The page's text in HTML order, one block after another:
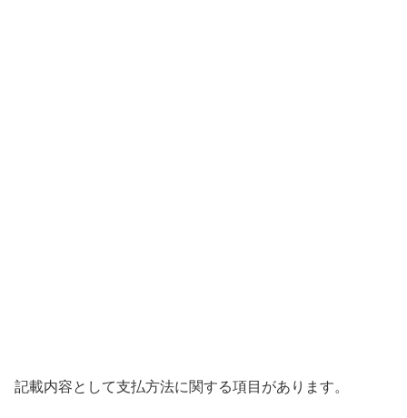
記載内容として支払方法に関する項目があります。